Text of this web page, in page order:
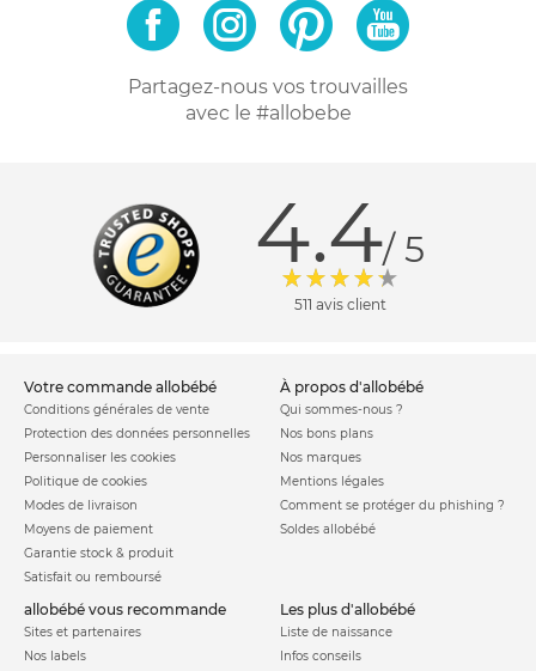
Partagez-nous vos trouvailles
avec le #allobebe
4.4/ 5
511 avis client
votre commande allobébé
Conditions générales de vente
Protection des données personnelles
Personnaliser les cookies
Politique de cookies
Modes de livraison
Moyens de paiement
Garantie stock & produit
Satisfait ou remboursé
à propos d'allobébé
Qui sommes-nous ?
Nos bons plans
Nos marques
Mentions légales
Comment se protéger du phishing ?
Soldes allobébé
allobébé vous recommande
Sites et partenaires
Nos labels
les plus d'allobébé
Liste de naissance
Infos conseils